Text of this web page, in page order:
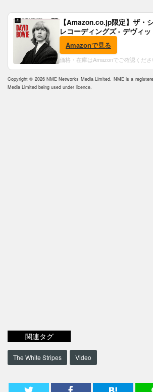
【Amazon.co.jp限定】ザ・
レコーディングズ - デヴィ
ャケ付)
Amazonで見る
価格・在庫はAmazonでご確認くださ
Copyright © 2026 NME Networks Media Limited. NME is a
Media Limited being used under licence.
関連タグ
The White Stripes Video